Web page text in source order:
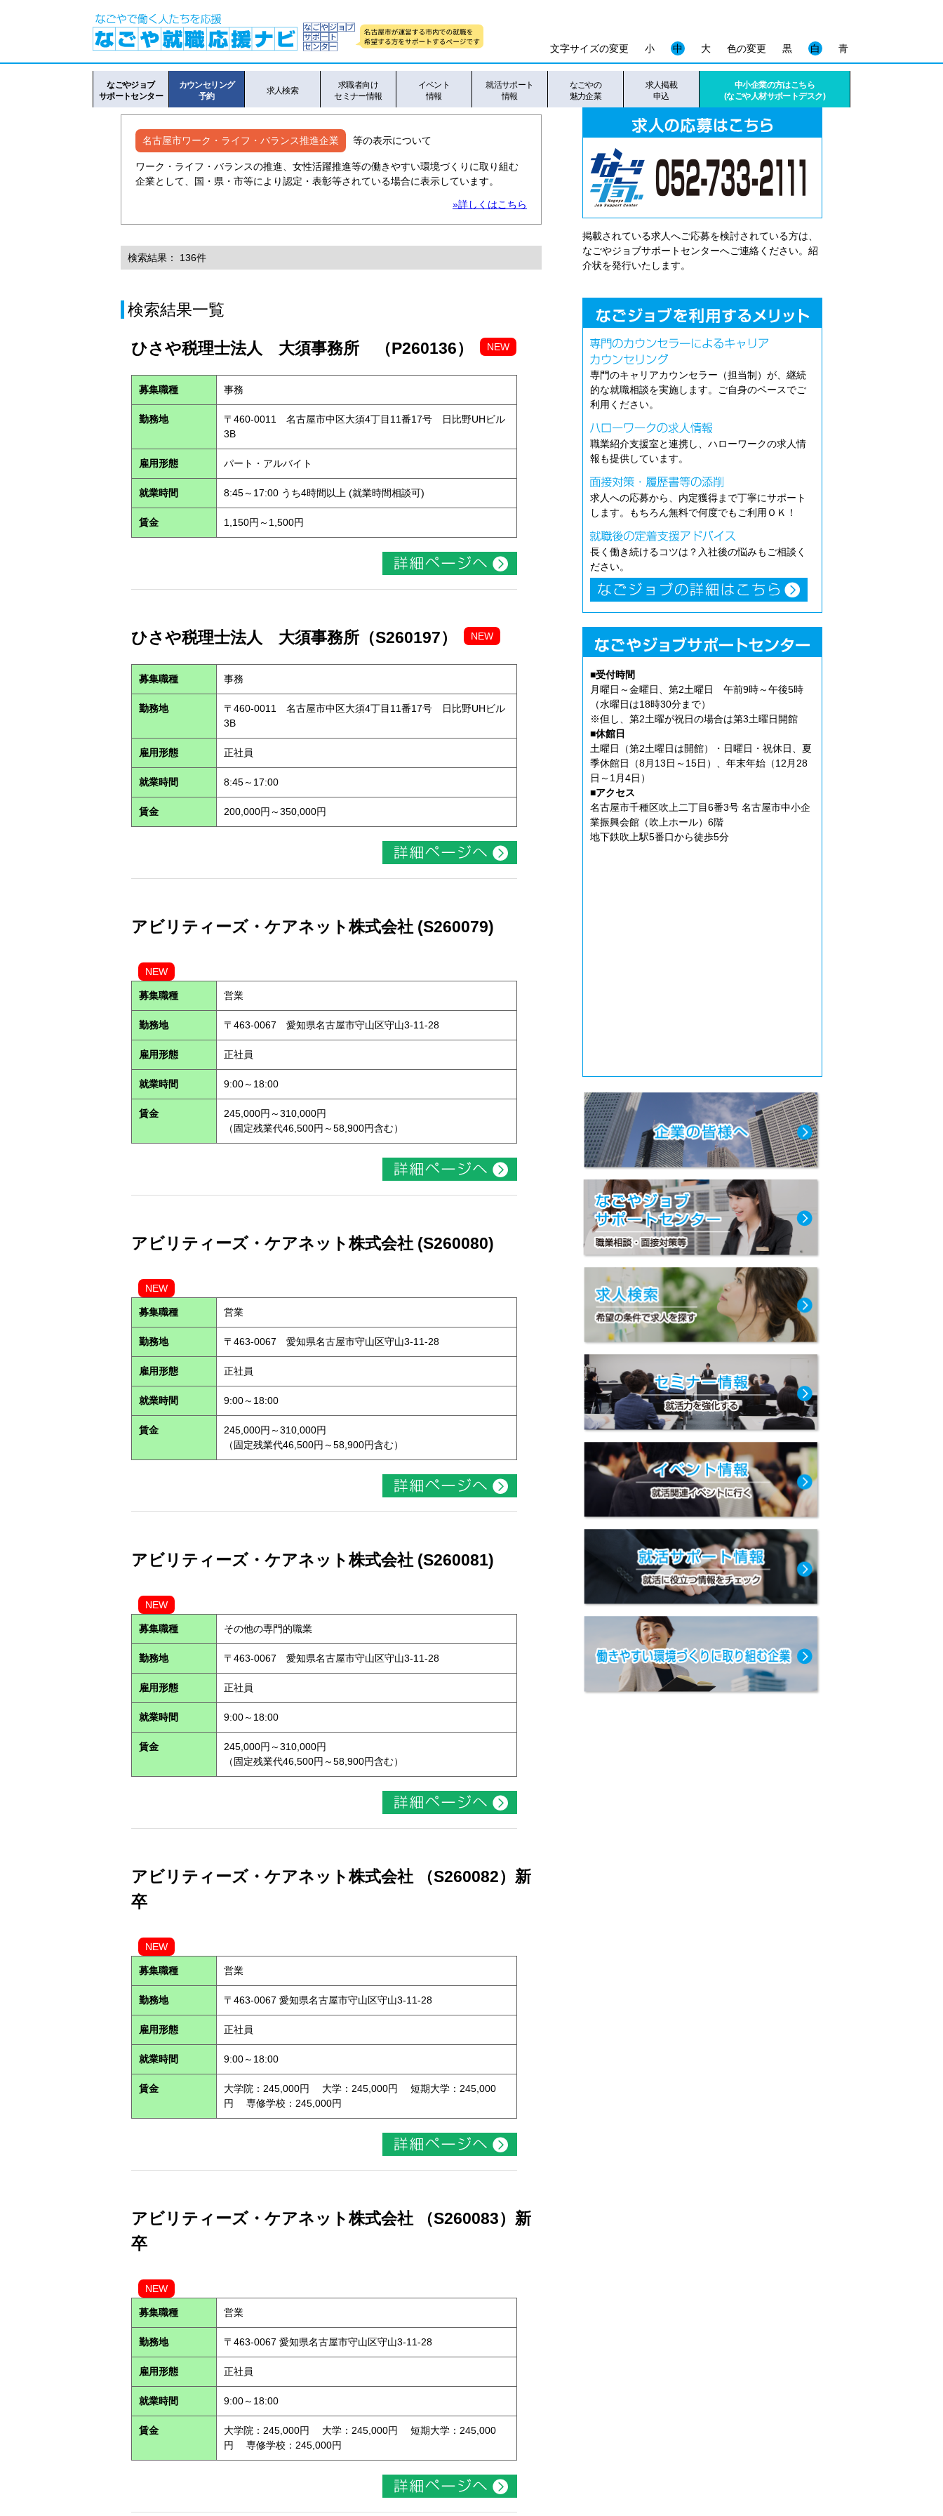
色の変更 黒 白 青
文字サイズの変更 小 中 大
なごやジョブ
サポートセンター
カウンセリング
予約
求人検索
求職者向け
セミナー情報
イベント
情報
就活サポート
情報
なごやの
魅力企業
求人掲載
申込
中小企業の方はこちら
(なごや人材サポートデスク)
名古屋市ワーク・ライフ・バランス推進企業 等の表示について
ワーク・ライフ・バランスの推進、女性活躍推進等の働きやすい環境づくりに取り組む
企業として、国・県・市等により認定・表彰等されている場合に表示しています。
»詳しくはこちら
検索結果： 136件
検索結果一覧
ひさや税理士法人 大須事務所 （P260136） NEW
募集職種 事務
勤務地
〒460-0011 名古屋市中区大須4丁目11番17号 日比野UHビル
3B
雇用形態 パート・アルバイト
就業時間 8:45～17:00 うち4時間以上 (就業時間相談可)
賃金 1,150円～1,500円
ひさや税理士法人 大須事務所（S260197） NEW
募集職種 事務
勤務地
〒460-0011 名古屋市中区大須4丁目11番17号 日比野UHビル
3B
雇用形態 正社員
就業時間 8:45～17:00
賃金 200,000円～350,000円
アビリティーズ・ケアネット株式会社 (S260079)
NEW
募集職種 営業
勤務地 〒463-0067 愛知県名古屋市守山区守山3-11-28
雇用形態 正社員
就業時間 9:00～18:00
賃金
245,000円～310,000円
（固定残業代46,500円～58,900円含む）
アビリティーズ・ケアネット株式会社 (S260080)
NEW
募集職種 営業
勤務地 〒463-0067 愛知県名古屋市守山区守山3-11-28
雇用形態 正社員
就業時間 9:00～18:00
賃金
245,000円～310,000円
（固定残業代46,500円～58,900円含む）
アビリティーズ・ケアネット株式会社 (S260081)
NEW
募集職種 その他の専門的職業
勤務地 〒463-0067 愛知県名古屋市守山区守山3-11-28
雇用形態 正社員
就業時間 9:00～18:00
賃金
245,000円～310,000円
（固定残業代46,500円～58,900円含む）
アビリティーズ・ケアネット株式会社 （S260082）新
卒
NEW
募集職種 営業
勤務地 〒463-0067 愛知県名古屋市守山区守山3-11-28
雇用形態 正社員
就業時間 9:00～18:00
賃金
大学院：245,000円 大学：245,000円 短期大学：245,000
円 専修学校：245,000円
アビリティーズ・ケアネット株式会社 （S260083）新
卒
NEW
募集職種 営業
勤務地 〒463-0067 愛知県名古屋市守山区守山3-11-28
雇用形態 正社員
就業時間 9:00～18:00
賃金
大学院：245,000円 大学：245,000円 短期大学：245,000
円 専修学校：245,000円
掲載されている求人へご応募を検討されている方は、
なごやジョブサポートセンターへご連絡ください。紹
介状を発行いたします。
専門のキャリアカウンセラー（担当制）が、継続
的な就職相談を実施します。ご自身のペースでご
利用ください。
職業紹介支援室と連携し、ハローワークの求人情
報も提供しています。
求人への応募から、内定獲得まで丁寧にサポート
します。もちろん無料で何度でもご利用ＯＫ！
長く働き続けるコツは？入社後の悩みもご相談く
ださい。
■受付時間
月曜日～金曜日、第2土曜日 午前9時～午後5時
（水曜日は18時30分まで）
※但し、第2土曜が祝日の場合は第3土曜日開館
■休館日
土曜日（第2土曜日は開館）・日曜日・祝休日、夏
季休館日（8月13日～15日）、年末年始（12月28
日～1月4日）
■アクセス
名古屋市千種区吹上二丁目6番3号 名古屋市中小企
業振興会館（吹上ホール）6階
地下鉄吹上駅5番口から徒歩5分